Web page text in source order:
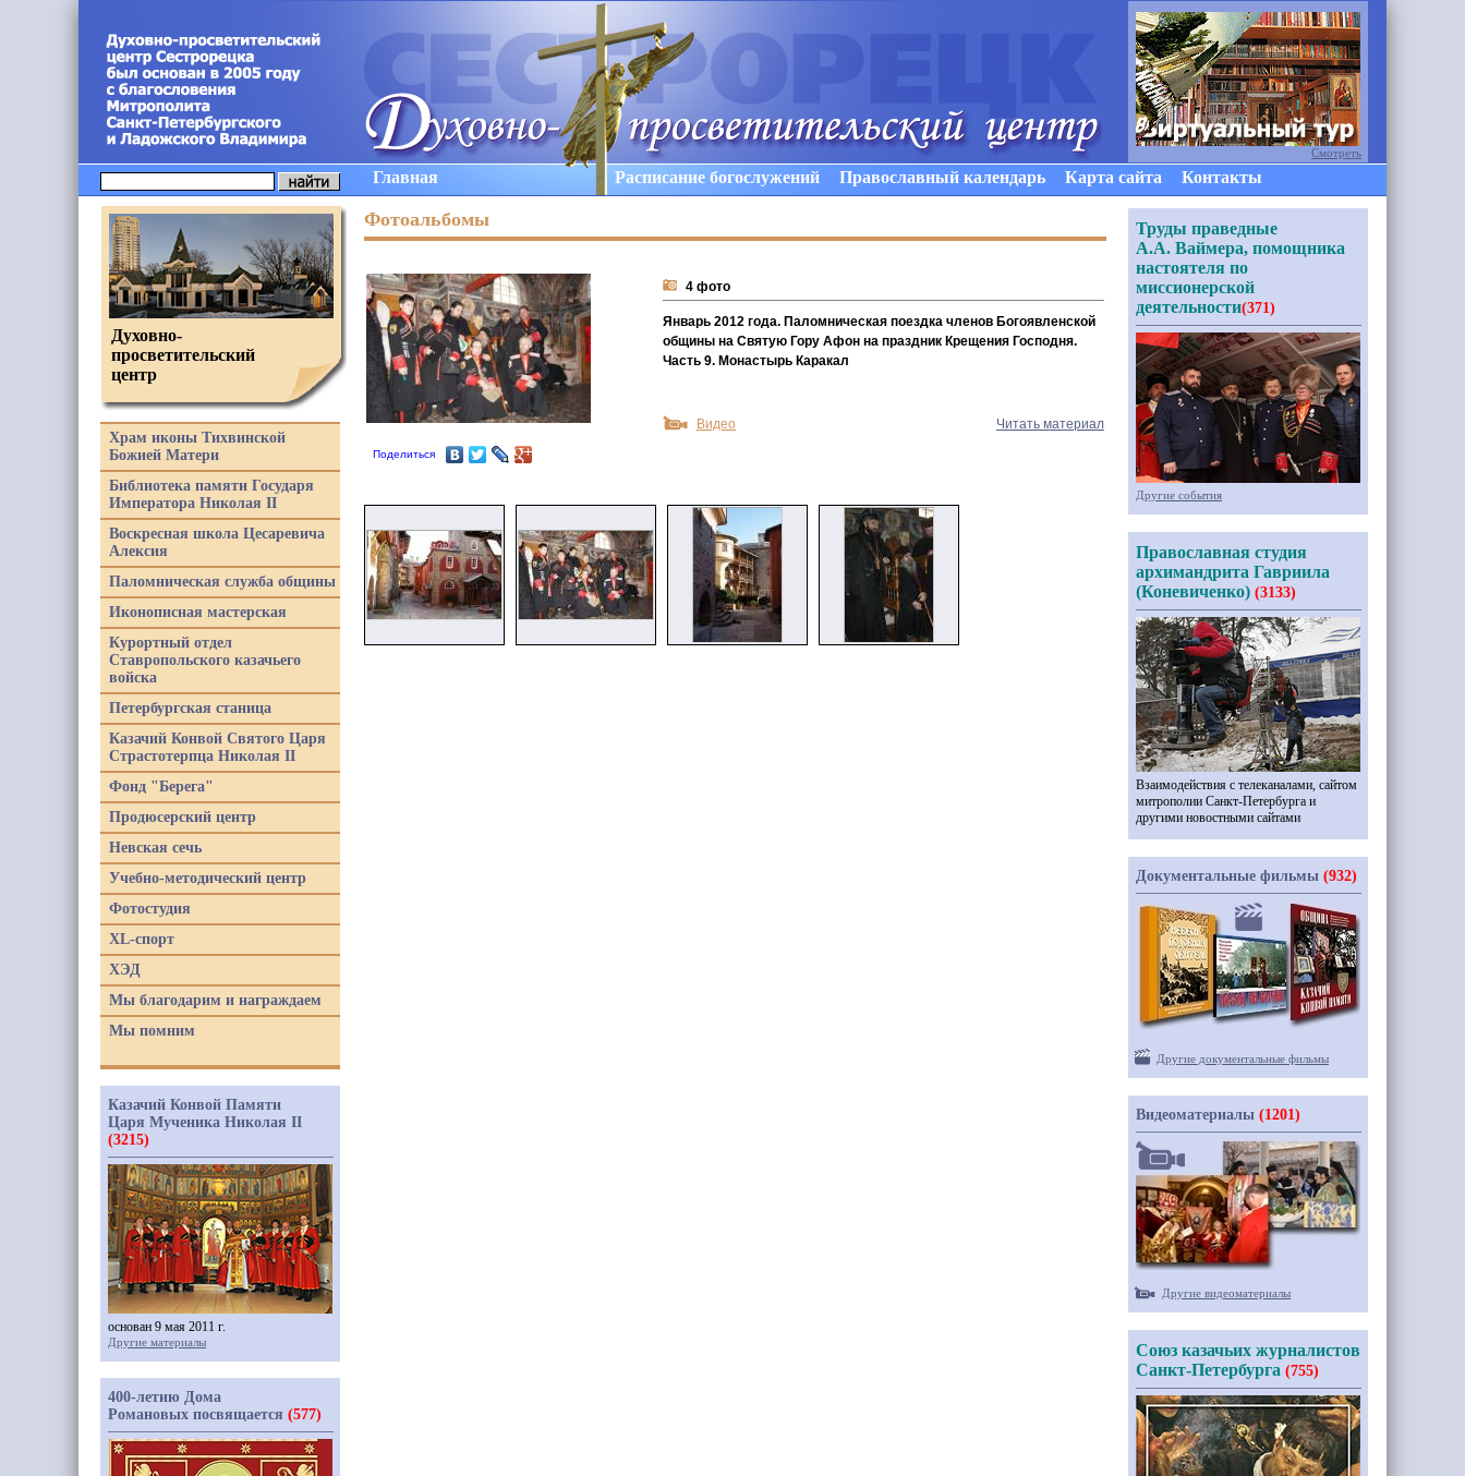
Главная Расписание богослужений Православный календарь Карта сайта Контакты
Фотоальбомы
Поделиться
4 фото
Январь 2012 года. Паломническая поездка членов Богоявленской
общины на Святую Гору Афон на праздник Крещения Господня.
Часть 9. Монастырь Каракал
Видео Читать материал
Духовно-
просветительский
центр
Храм иконы Тихвинской
Божией Матери
Библиотека памяти Государя
Императора Николая II
Воскресная школа Цесаревича
Алексия
Паломническая служба общины
Иконописная мастерская
Курортный отдел
Ставропольского казачьего
войска
Петербургская станица
Казачий Конвой Святого Царя
Страстотерпца Николая II
Фонд "Берега"
Продюсерский центр
Невская сечь
Учебно-методический центр
Фотостудия
XL-спорт
ХЭД
Мы благодарим и награждаем
Мы помним
Казачий Конвой Памяти
Царя Мученика Николая II
(3215)
основан 9 мая 2011 г.
Другие материалы
400-летию Дома
Романовых посвящается (577)
Смотреть
Труды праведные
А.А. Ваймера, помощника
настоятеля по
миссионерской
деятельности(371)
Другие события
Православная студия
архимандрита Гавриила
(Коневиченко) (3133)
Взаимодействия с телеканалами, сайтом
митрополии Санкт-Петербурга и
другими новостными сайтами
Документальные фильмы (932)
Другие документальные фильмы
Видеоматериалы (1201)
Другие видеоматериалы
Союз казачьих журналистов
Санкт-Петербурга (755)